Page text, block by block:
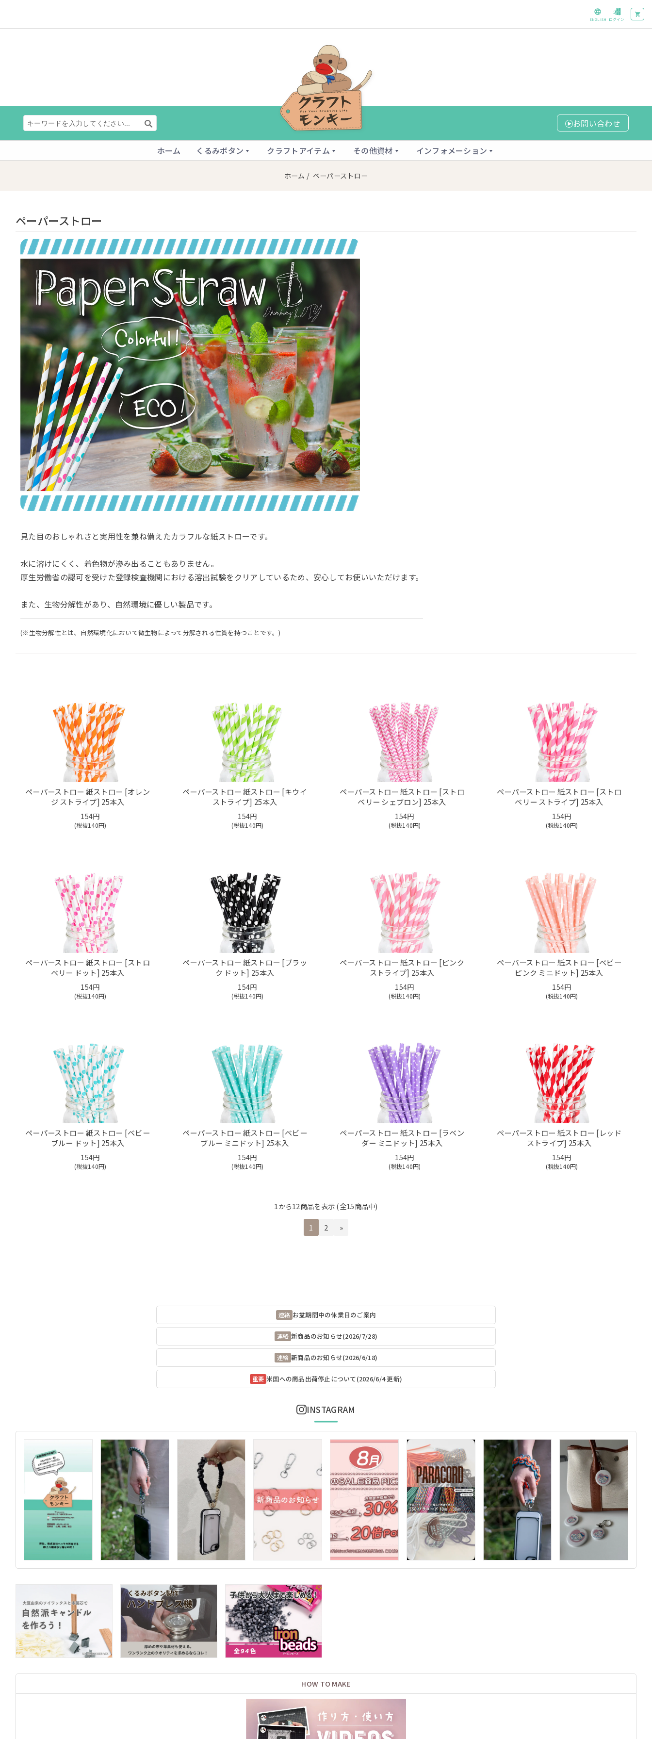
ログイン
ENGLISH
お問い合わせ
ホーム くるみボタン クラフトアイテム その他資材 インフォメーション
ホーム / ペーパーストロー
ペーパーストロー
見た目のおしゃれさと実用性を兼ね備えたカラフルな紙ストローです。
水に溶けにくく、着色物が滲み出ることもありません。
厚生労働省の認可を受けた登録検査機関における溶出試験をクリアしているため、安心してお使いいただけます。
また、生物分解性があり、自然環境に優しい製品です。
(※生物分解性とは、自然環境化において微生物によって分解される性質を持つことです。)
ペーパーストロー 紙ストロー [オレン
ジ ストライプ] 25本入
154円
(税抜140円)
ペーパーストロー 紙ストロー [キウイ
ストライプ] 25本入
154円
(税抜140円)
ペーパーストロー 紙ストロー [ストロ
ベリー シェブロン] 25本入
154円
(税抜140円)
ペーパーストロー 紙ストロー [ストロ
ベリー ストライプ] 25本入
154円
(税抜140円)
ペーパーストロー 紙ストロー [ストロ
ベリー ドット] 25本入
154円
(税抜140円)
ペーパーストロー 紙ストロー [ブラッ
ク ドット] 25本入
154円
(税抜140円)
ペーパーストロー 紙ストロー [ピンク
ストライプ] 25本入
154円
(税抜140円)
ペーパーストロー 紙ストロー [ベビー
ピンク ミニドット] 25本入
154円
(税抜140円)
ペーパーストロー 紙ストロー [ベビー
ブルー ドット] 25本入
154円
(税抜140円)
ペーパーストロー 紙ストロー [ベビー
ブルー ミニドット] 25本入
154円
(税抜140円)
ペーパーストロー 紙ストロー [ラベン
ダー ミニドット] 25本入
154円
(税抜140円)
ペーパーストロー 紙ストロー [レッド
ストライプ] 25本入
154円
(税抜140円)
1から12商品を表示 (全15商品中)
1 2 »
連絡 お盆期間中の休業日のご案内
連絡 新商品のお知らせ(2026/7/28)
連絡 新商品のお知らせ(2026/6/18)
重要 米国への商品出荷停止について(2026/6/4 更新)
INSTAGRAM
HOW TO MAKE